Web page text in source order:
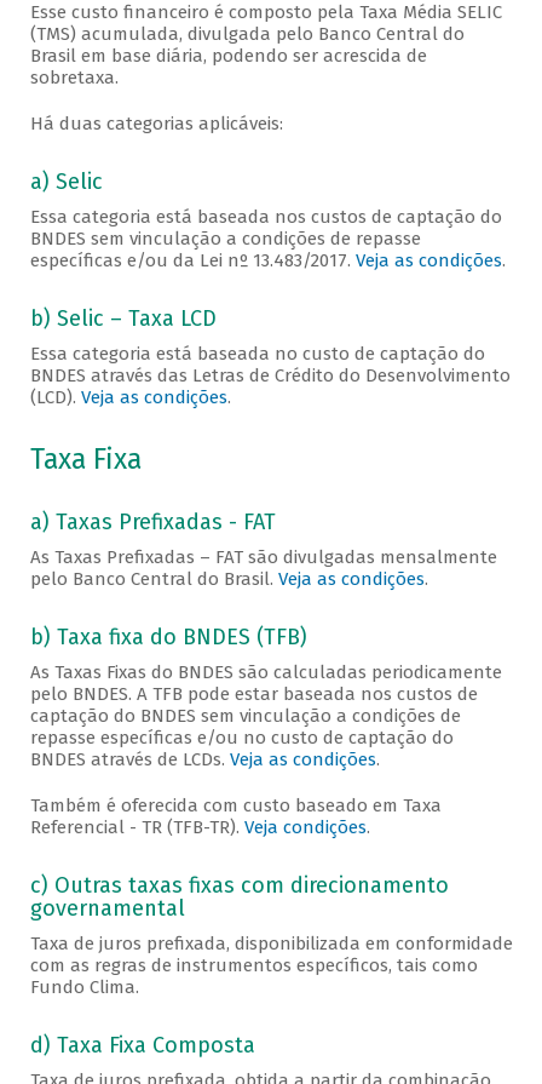
Esse custo financeiro é composto pela Taxa Média SELIC
(TMS) acumulada, divulgada pelo Banco Central do
Brasil em base diária, podendo ser acrescida de
sobretaxa.
Há duas categorias aplicáveis:
a) Selic
Essa categoria está baseada nos custos de captação do
BNDES sem vinculação a condições de repasse
específicas e/ou da Lei nº 13.483/2017. Veja as condições.
b) Selic – Taxa LCD
Essa categoria está baseada no custo de captação do
BNDES através das Letras de Crédito do Desenvolvimento
(LCD). Veja as condições.
Taxa Fixa
a) Taxas Prefixadas - FAT
As Taxas Prefixadas – FAT são divulgadas mensalmente
pelo Banco Central do Brasil. Veja as condições.
b) Taxa fixa do BNDES (TFB)
As Taxas Fixas do BNDES são calculadas periodicamente
pelo BNDES. A TFB pode estar baseada nos custos de
captação do BNDES sem vinculação a condições de
repasse específicas e/ou no custo de captação do
BNDES através de LCDs. Veja as condições.
Também é oferecida com custo baseado em Taxa
Referencial - TR (TFB-TR). Veja condições.
c) Outras taxas fixas com direcionamento
governamental
Taxa de juros prefixada, disponibilizada em conformidade
com as regras de instrumentos específicos, tais como
Fundo Clima.
d) Taxa Fixa Composta